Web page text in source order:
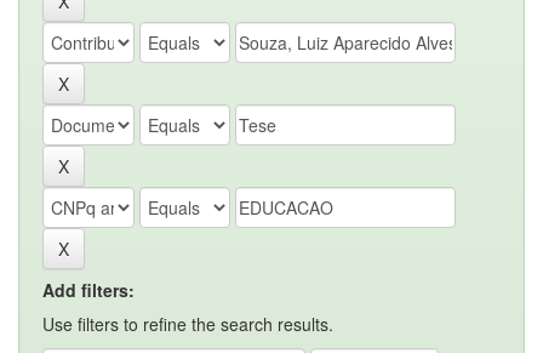
Add filters:
Use filters to refine the search results.